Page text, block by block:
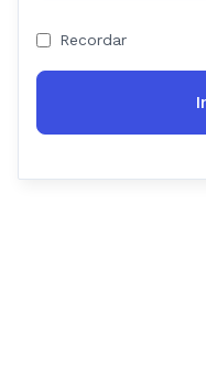
Recordar